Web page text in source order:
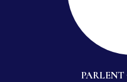
PARLENT